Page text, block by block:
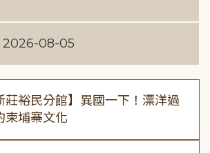
2026-08-05
莊裕民分館】異國一下！漂洋過
柬埔寨文化